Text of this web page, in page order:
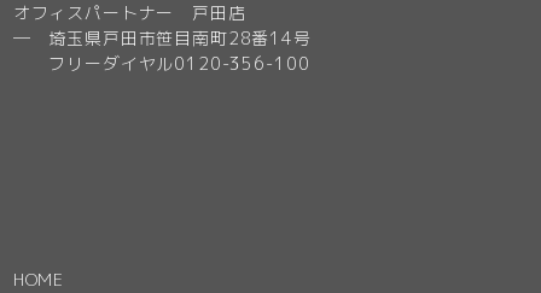
オフィスパートナー 戸田店
─ 埼玉県戸田市笹目南町28番14号
フリーダイヤル0120-356-100
HOME